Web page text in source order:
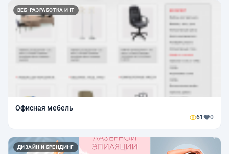
ВЕБ-РАЗРАБОТКА И IT
Офисная мебель
61 0
ДИЗАЙН И БРЕНДИНГ